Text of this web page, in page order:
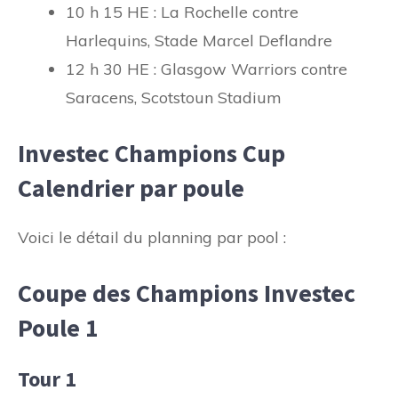
10 h 15 HE : La Rochelle contre
Harlequins, Stade Marcel Deflandre
12 h 30 HE : Glasgow Warriors contre
Saracens, Scotstoun Stadium
Investec Champions Cup
Calendrier par poule
Voici le détail du planning par pool :
Coupe des Champions Investec
Poule 1
Tour 1